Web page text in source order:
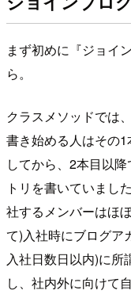
まず初めに『ジョイ
ら。
クラスメソッドでは
書き始める人はその
してから、2本目以
トリを書いていまし
社するメンバーはほ
て)入社時にブログア
入社日数日以内)に所
し、社内外に向けて